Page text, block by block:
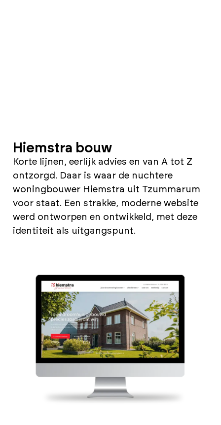
Hiemstra bouw
Korte lijnen, eerlijk advies en van A tot Z
ontzorgd. Daar is waar de nuchtere
woningbouwer Hiemstra uit Tzummarum
voor staat. Een strakke, moderne website
werd ontworpen en ontwikkeld, met deze
identiteit als uitgangspunt.